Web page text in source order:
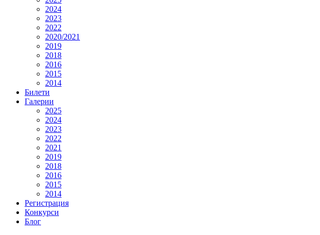
2024
2023
2022
2020/2021
2019
2018
2016
2015
2014
Билети
Галерии
2025
2024
2023
2022
2021
2019
2018
2016
2015
2014
Регистрация
Конкурси
Блог